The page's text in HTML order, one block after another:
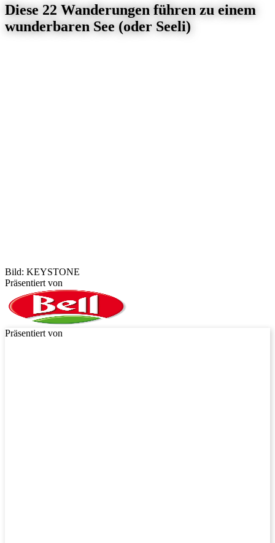
Diese 22 Wanderungen führen zu einem
wunderbaren See (oder Seeli)
Bild: KEYSTONE
Präsentiert von
Präsentiert von